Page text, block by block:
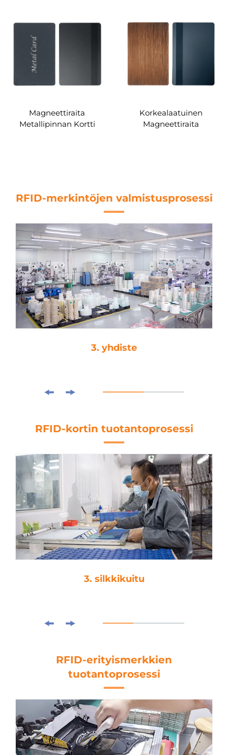
Magneettiraita
Metallipinnan Kortti
Korkealaatuinen
Magneettiraita
RFID-merkintöjen valmistusprosessi
4. kuormitusleikkaus
RFID-kortin tuotantoprosessi
4. laminointi
RFID-erityismerkkien
tuotantoprosessi